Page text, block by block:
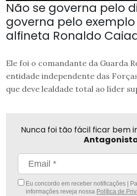
Não se governa pelo
governa pelo exemplo
alfineta Ronaldo
Ele foi o comandante da Guarda
entidade independente das
que deve lealdade total ao líder
Nunca foi tão fácil ficar bem
Eu concordo em receber notificações |
informações reveja nossa Política de